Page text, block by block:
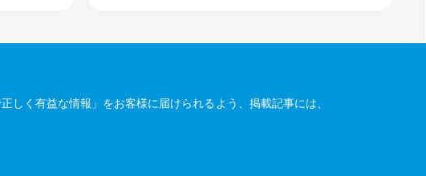
く有益な情報」をお客様に届けられるよう、掲載記事には、